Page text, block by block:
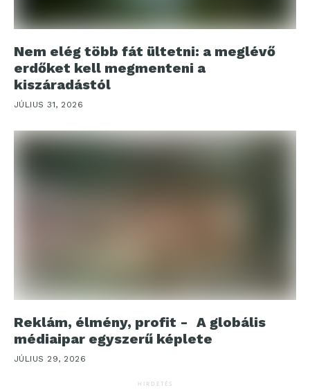
Nem elég több fát ültetni: a meglévő
erdőket kell megmenteni a
kiszáradástól
JÚLIUS 31, 2026
Reklám, élmény, profit - A globális
médiaipar egyszerű képlete
JÚLIUS 29, 2026
HIRDETÉS